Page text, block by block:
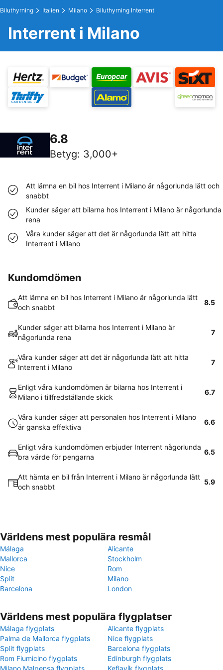
Biluthyrning Italien Milano Biluthyrning Interrent
Interrent i Milano
6.8
Betyg: 3,000+
Att lämna en bil hos Interrent i Milano är någorlunda lätt och
snabbt
Kunder säger att bilarna hos Interrent i Milano är någorlunda
rena
Våra kunder säger att det är någorlunda lätt att hitta
Interrent i Milano
Kundomdömen
Att lämna en bil hos Interrent i Milano är någorlunda lätt
och snabbt
8.5
Kunder säger att bilarna hos Interrent i Milano är
någorlunda rena
7
Våra kunder säger att det är någorlunda lätt att hitta
Interrent i Milano
7
Enligt våra kundomdömen är bilarna hos Interrent i
Milano i tillfredställande skick
6.7
Våra kunder säger att personalen hos Interrent i Milano
är ganska effektiva
6.6
Enligt våra kundomdömen erbjuder Interrent någorlunda
bra värde för pengarna
6.5
Att hämta en bil från Interrent i Milano är någorlunda lätt
och snabbt
5.9
Världens mest populära resmål
Málaga
Alicante
Mallorca
Stockholm
Nice
Rom
Split
Milano
Barcelona
London
Världens mest populära flygplatser
Málaga flygplats
Alicante flygplats
Palma de Mallorca flygplats
Nice flygplats
Split flygplats
Barcelona flygplats
Rom Fiumicino flygplats
Edinburgh flygplats
Milano Malpensa flygplats
Keflavík flygplats